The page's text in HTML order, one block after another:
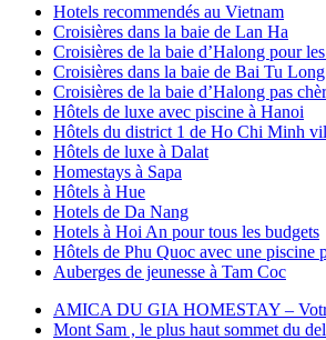
Hotels recommendés au Vietnam
Croisières dans la baie de Lan Ha
Croisières de la baie d’Halong pour
Croisières dans la baie de Bai Tu Long
Croisières de la baie d’Halong pas
Hôtels de luxe avec piscine à Hanoi
Hôtels du district 1 de Ho Chi Minh
Hôtels de luxe à Dalat
Homestays à Sapa
Hôtels à Hue
Hotels de Da Nang
Hotels à Hoi An pour tous les budgets
Hôtels de Phu Quoc avec une piscine
Auberges de jeunesse à Tam Coc
AMICA DU GIA HOMESTAY –
Mont Sam , le plus haut sommet du